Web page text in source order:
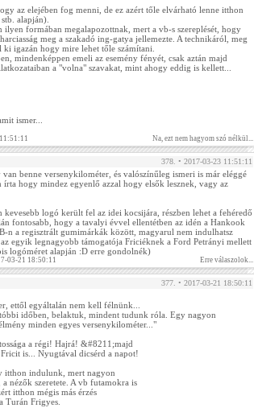
az elejében fog menni, de ez azért tőle elvárható lenne itthon
alapján).
ilyen formában megalapozottnak, mert a vb-s szereplését, hogy
meg a szakadó ing-gatya jellemezte. A technikáról, meg
ki igazán hogy mire lehet tőle számítani.
mindenképpen emeli az esemény fényét, csak aztán majd
a "volna" szavakat, mint ahogy eddig is kellett...
ismer...
Na, ezt nem hagyom szó nélkül...
378. • 2017-03-23 11:51:11
benne versenykilométer, és valószínűleg ismeri is már eléggé
írta hogy mindez egyenlő azzal hogy elsők lesznek, vagy az
logó került fel az idei kocsijára, részben lehet a fehéredő
fontosabb, hogy a tavalyi évvel ellentétben az idén a Hankook
n a regisztrált gumimárkák között, magyarul nem indulhatsz
egyik legnagyobb támogatója Friciéknek a Ford Petrányi mellett
logóméret alapján :D erre gondolnék)
03-21 18:50:11 Erre válaszolok...
377. • 2017-03-21 18:50:11
ettől egyáltalán nem kell félnünk...
időben, belaktuk, mindent tudunk róla. Egy nagyon
minden egyes versenykilométer..."
a régi! Hajrá! &#8211;majd
is... Nyugtával dicsérd a napot!
itthon indulunk, mert nagyon
nézők szeretete. A vb futamokra is
itthon mégis más érzés
Turán Frigyes.